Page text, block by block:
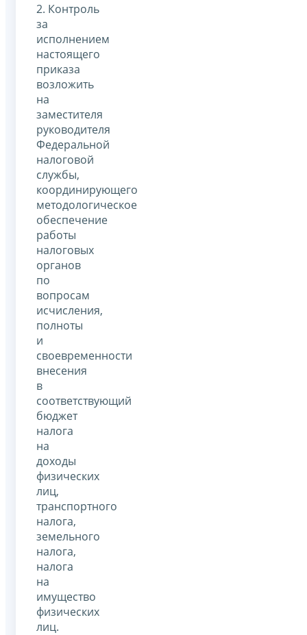
2. Контроль
за
исполнением
настоящего
приказа
возложить
на
заместителя
руководителя
Федеральной
налоговой
службы,
координирующего
методологическое
обеспечение
работы
налоговых
органов
по
вопросам
исчисления,
полноты
и
своевременности
внесения
в
соответствующий
бюджет
налога
на
доходы
физических
лиц,
транспортного
налога,
земельного
налога,
налога
на
имущество
физических
лиц.